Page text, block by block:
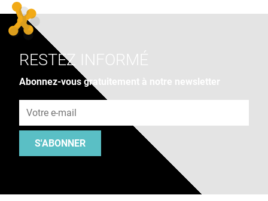
RESTEZ INFORMÉ
Abonnez-vous gratuitement à notre newsletter
S'ABONNER